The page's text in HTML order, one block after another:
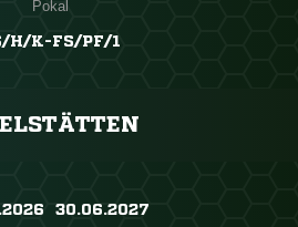
Pokal
H/K-FS/PF/1
30.06.2027